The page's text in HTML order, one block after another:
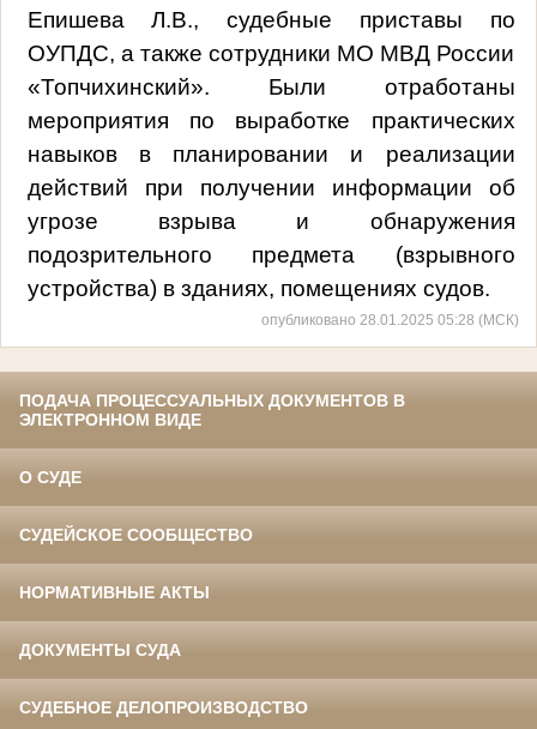
Епишева Л.В., судебные приставы по
ОУПДС, а также сотрудники МО МВД России
«Топчихинский». Были отработаны
мероприятия по выработке практических
навыков в планировании и реализации
действий при получении информации об
угрозе взрыва и обнаружения
подозрительного предмета (взрывного
устройства) в зданиях, помещениях судов.
опубликовано 28.01.2025 05:28 (МСК)
ПОДАЧА ПРОЦЕССУАЛЬНЫХ ДОКУМЕНТОВ В
ЭЛЕКТРОННОМ ВИДЕ
О СУДЕ
СУДЕЙСКОЕ СООБЩЕСТВО
НОРМАТИВНЫЕ АКТЫ
ДОКУМЕНТЫ СУДА
СУДЕБНОЕ ДЕЛОПРОИЗВОДСТВО